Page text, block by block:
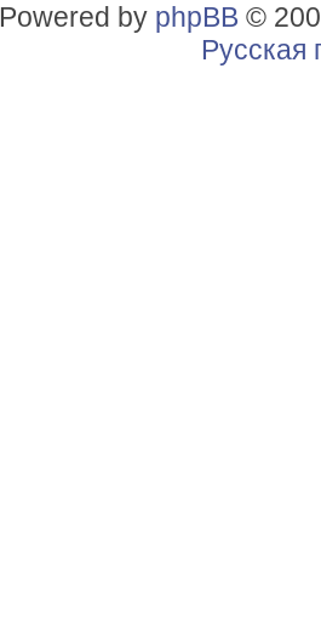
Powered by phpBB ©
Русская